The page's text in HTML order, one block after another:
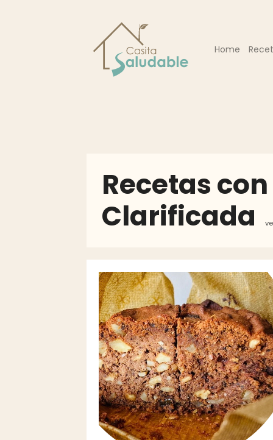
Home
Recetas
Clarificada